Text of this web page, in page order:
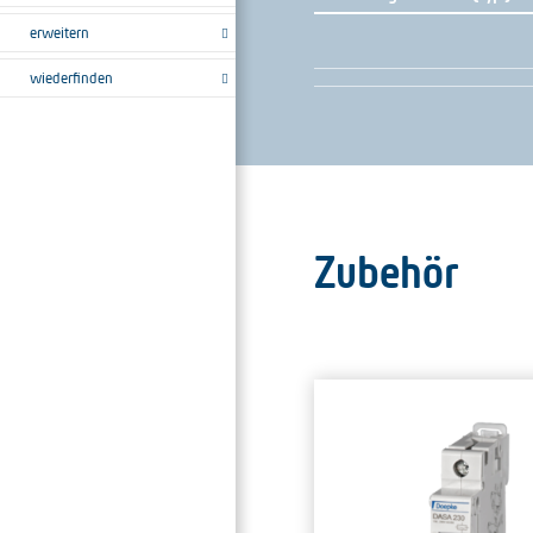
erweitern
wiederfinden
Zubehör